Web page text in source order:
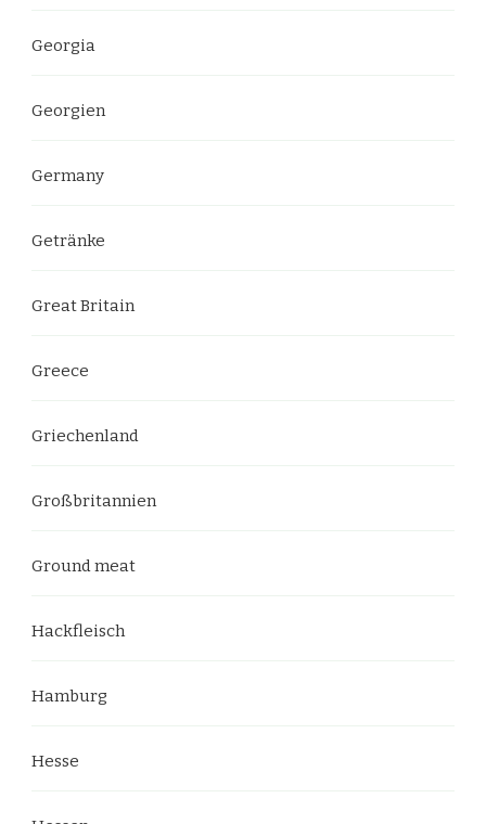
Georgia
Georgien
Germany
Getränke
Great Britain
Greece
Griechenland
Großbritannien
Ground meat
Hackfleisch
Hamburg
Hesse